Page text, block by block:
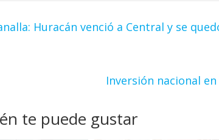
Huracán venció a Central y se
Inversión nacional
te puede gustar